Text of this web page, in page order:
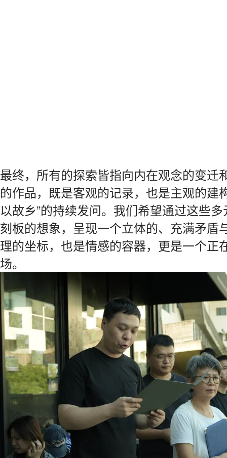
最终，所有的探索皆指向内在观念的变迁
的作品，既是客观的记录，也是主观的建
以故乡”的持续发问。我们希望通过这些
刻板的想象，呈现一个立体的、充满矛
理的坐标，也是情感的容器，更是一个正
场。